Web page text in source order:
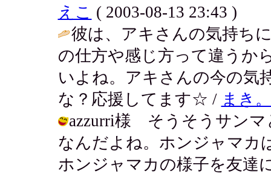
えこ ( 2003-08-13 23:43 )
彼は、アキさんの気持ち
の仕方や感じ方って違うか
いよね。アキさんの今の気
な？応援してます☆ / まき。
azzurri様 そうそうサンマ
なんだよね。ホンジャマカ
ホンジャマカの様子を友達